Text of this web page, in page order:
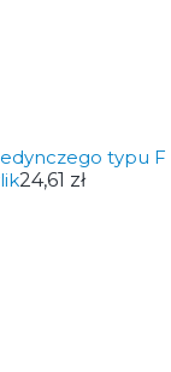
typu F
24,61 zł